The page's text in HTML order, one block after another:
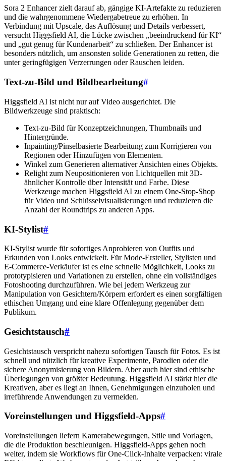
Sora 2 Enhancer zielt darauf ab, gängige KI-Artefakte zu reduzieren
und die wahrgenommene Wiedergabetreue zu erhöhen. In
Verbindung mit Upscale, das Auflösung und Details verbessert,
versucht Higgsfield AI, die Lücke zwischen „beeindruckend für KI“
und „gut genug für Kundenarbeit“ zu schließen. Der Enhancer ist
besonders nützlich, um ansonsten solide Generationen zu retten, die
unter geringfügigen Verzerrungen oder Rauschen leiden.
Text-zu-Bild und Bildbearbeitung#
Higgsfield AI ist nicht nur auf Video ausgerichtet. Die
Bildwerkzeuge sind praktisch:
Text-zu-Bild für Konzeptzeichnungen, Thumbnails und
Hintergründe.
Inpainting/Pinselbasierte Bearbeitung zum Korrigieren von
Regionen oder Hinzufügen von Elementen.
Winkel zum Generieren alternativer Ansichten eines Objekts.
Relight zum Neupositionieren von Lichtquellen mit 3D-
ähnlicher Kontrolle über Intensität und Farbe. Diese
Werkzeuge machen Higgsfield AI zu einem One-Stop-Shop
für Video und Schlüsselvisualisierungen und reduzieren die
Anzahl der Roundtrips zu anderen Apps.
KI-Stylist#
KI-Stylist wurde für sofortiges Anprobieren von Outfits und
Erkunden von Looks entwickelt. Für Mode-Ersteller, Stylisten und
E-Commerce-Verkäufer ist es eine schnelle Möglichkeit, Looks zu
prototypisieren und Variationen zu erstellen, ohne ein vollständiges
Fotoshooting durchzuführen. Wie bei jedem Werkzeug zur
Manipulation von Gesichtern/Körpern erfordert es einen sorgfältigen
ethischen Umgang und eine klare Offenlegung gegenüber dem
Publikum.
Gesichtstausch#
Gesichtstausch verspricht nahezu sofortigen Tausch für Fotos. Es ist
schnell und nützlich für kreative Experimente, Parodien oder die
sichere Anonymisierung von Bildern. Aber auch hier sind ethische
Überlegungen von größter Bedeutung. Higgsfield AI stärkt hier die
Kreativen, aber es liegt an Ihnen, Genehmigungen einzuholen und
irreführende Anwendungen zu vermeiden.
Voreinstellungen und Higgsfield-Apps#
Voreinstellungen liefern Kamerabewegungen, Stile und Vorlagen,
die die Produktion beschleunigen. Higgsfield-Apps gehen noch
weiter, indem sie Workflows für One-Click-Inhalte verpacken: virale